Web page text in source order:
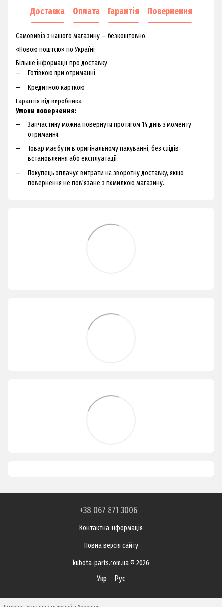
Доставка Оплата Гарантія Повернення
Самовивіз з нашого магазину — безкоштовно.
«Новою поштою» по Україні
Більше інформації про доставку
Готівкою при отриманні
Кредитною карткою
Гарантія від виробника
Умови повернення:
Запчастину можна повернути протягом 14 днів з моменту
отримання.
Товар має бути в оригінальному пакуванні, без слідів
встановлення або експлуатації.
Покупець оплачує витрати на зворотну доставку, якщо
повернення не пов'язане з помилкою магазину.
+38 067 871 3006
Контактна інформація
Повна версія сайту
kubota-parts.com.ua © 2026
Укр Рус